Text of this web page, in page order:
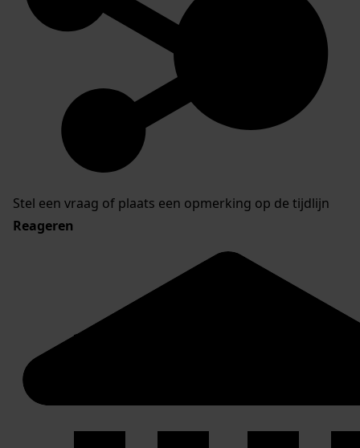
Stel een vraag of plaats een opmerking op de tijdlijn
Reageren